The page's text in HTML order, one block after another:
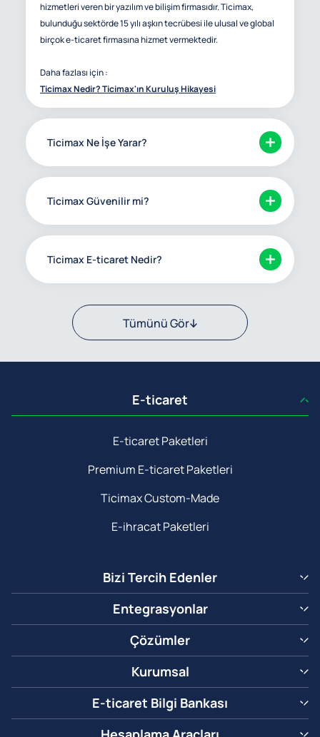
hizmetleri veren bir yazılım ve bilişim firmasıdır. Ticimax,
bulunduğu sektörde 15 yılı aşkın tecrübesi ile ulusal ve global
birçok e-ticaret firmasına hizmet vermektedir.
Daha fazlası için :
Ticimax Nedir? Ticimax'ın Kuruluş Hikayesi
Ticimax Ne İşe Yarar?
Ticimax Güvenilir mi?
Ticimax E-ticaret Nedir?
Tümünü Gör
E-ticaret
E-ticaret Paketleri
Premium E-ticaret Paketleri
Ticimax Custom-Made
E-ihracat Paketleri
Bizi Tercih Edenler
Entegrasyonlar
Çözümler
Kurumsal
E-ticaret Bilgi Bankası